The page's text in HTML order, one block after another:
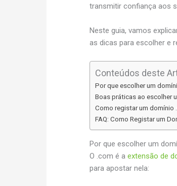
transmitir confiança aos
Neste guia, vamos
as dicas para escolher e
Conteúdos deste
Por que escolher um
Boas práticas ao escolher
Como registar um domínio
FAQ: Como Registar um
Por que escolher um
O .com é aextensão de
para apostar nela: